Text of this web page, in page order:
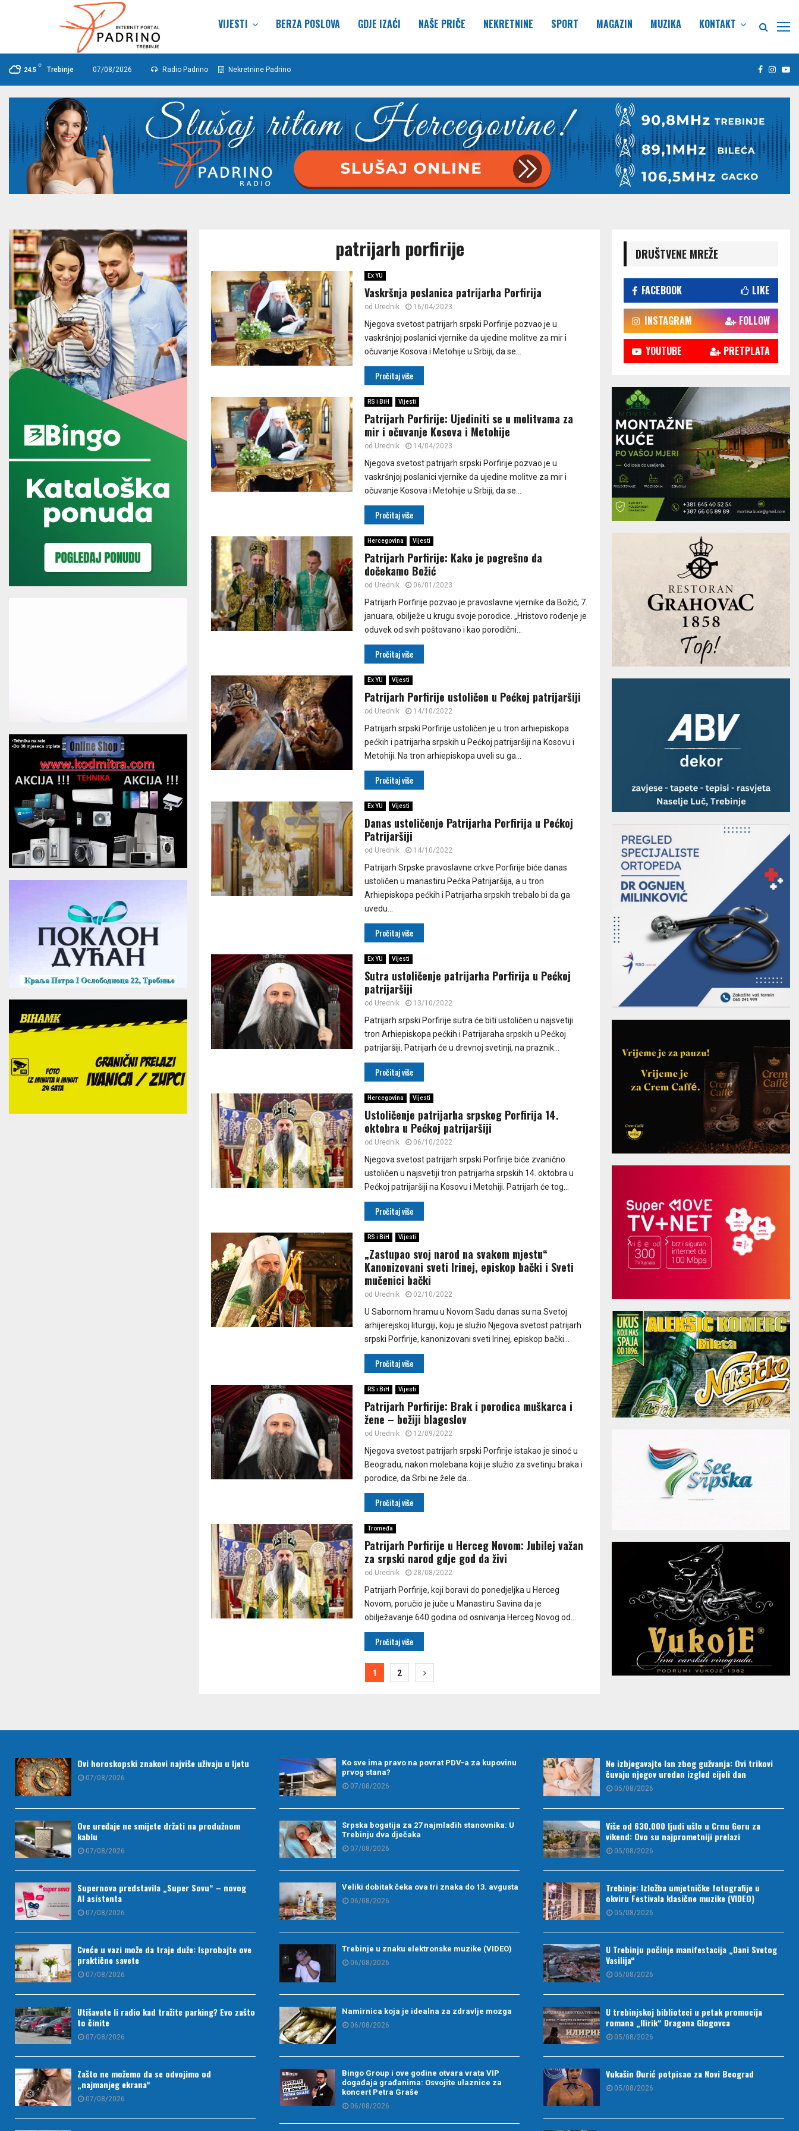
VIJESTI BERZA POSLOVA GDJE IZAĆI NAŠE PRIČE NEKRETNINE SPORT MAGAZIN MUZIKA KONTAKT
24.5
C
Trebinje 07/08/2026 Radio Padrino Nekretnine Padrino Facebook
patrijarh porfirije
Ex YU
Vaskršnja poslanica patrijarha Porfirija
od Urednik 16/04/2023
Njegova svetost patrijarh srpski Porfirije pozvao je u
vaskršnjoj poslanici vjernike da ujedine molitve za mir i
očuvanje Kosova i Metohije u Srbiji, da se...
Pročitaj više
RS i BiH Vijesti
Patrijarh Porfirije: Ujediniti se u molitvama za
mir i očuvanje Kosova i Metohije
od Urednik 14/04/2023
Njegova svetost patrijarh srpski Porfirije pozvao je u
vaskršnjoj poslanici vjernike da ujedine molitve za mir i
očuvanje Kosova i Metohije u Srbiji, da se...
Pročitaj više
Hercegovina Vijesti
Patrijarh Porfirije: Kako je pogrešno da
dočekamo Božić
od Urednik 06/01/2023
Patrijarh Porfirije pozvao je pravoslavne vjernike da Božić, 7.
januara, obilježe u krugu svoje porodice. „Hristovo rođenje je
oduvek od svih poštovano i kao porodični...
Pročitaj više
Ex YU Vijesti
Patrijarh Porfirije ustoličen u Pećkoj patrijaršiji
od Urednik 14/10/2022
Patrijarh srpski Porfirije ustoličen je u tron arhiepiskopa
pećkih i patrijarha srpskih u Pećkoj patrijaršiji na Kosovu i
Metohiji. Na tron arhiepiskopa uveli su ga...
Pročitaj više
Ex YU Vijesti
Danas ustoličenje Patrijarha Porfirija u Pećkoj
Patrijaršiji
od Urednik 14/10/2022
Patrijarh Srpske pravoslavne crkve Porfirije biće danas
ustoličen u manastiru Pećka Patrijaršija, a u tron
Arhiepiskopa pećkih i Patrijarha srpskih trebalo bi da ga
uvedu...
Pročitaj više
Ex YU Vijesti
Sutra ustoličenje patrijarha Porfirija u Pećkoj
patrijaršiji
od Urednik 13/10/2022
Patrijarh srpski Porfirije sutra će biti ustoličen u najsvetiji
tron Arhiepiskopa pećkih i Patrijaraha srpskih u Pećkoj
patrijaršiji. Patrijarh će u drevnoj svetinji, na praznik...
Pročitaj više
Hercegovina Vijesti
Ustoličenje patrijarha srpskog Porfirija 14.
oktobra u Pećkoj patrijaršiji
od Urednik 06/10/2022
Njegova svetost patrijarh srpski Porfirije biće zvanično
ustoličen u najsvetiji tron patrijarha srpskih 14. oktobra u
Pećkoj patrijaršiji na Kosovu i Metohiji. Patrijarh će tog...
Pročitaj više
RS i BiH Vijesti
„Zastupao svoj narod na svakom mjestu“
Kanonizovani sveti Irinej, episkop bački i Sveti
mučenici bački
od Urednik 02/10/2022
U Sabornom hramu u Novom Sadu danas su na Svetoj
arhijerejskoj liturgiji, koju je služio Njegova svetost patrijarh
srpski Porfirije, kanonizovani sveti Irinej, episkop bački...
Pročitaj više
RS i BiH Vijesti
Patrijarh Porfirije: Brak i porodica muškarca i
žene – božiji blagoslov
od Urednik 12/09/2022
Njegova svetost patrijarh srpski Porfirije istakao je sinoć u
Beogradu, nakon molebana koji je služio za svetinju braka i
porodice, da Srbi ne žele da...
Pročitaj više
Tromeđa
Patrijarh Porfirije u Herceg Novom: Jubilej važan
za srpski narod gdje god da živi
od Urednik 28/08/2022
Patrijarh Porfirije, koji boravi do ponedjeljka u Herceg
Novom, poručio je juče u Manastiru Savina da je
obilježavanje 640 godina od osnivanja Herceg Novog od...
Pročitaj više
1 2
DRUŠTVENE MREŽE
FACEBOOK LIKE
INSTAGRAM FOLLOW
YOUTUBE PRETPLATA
Ovi horoskopski znakovi najviše uživaju u ljetu
07/08/2026
Ove uređaje ne smijete držati na produžnom
kablu
07/08/2026
Supernova predstavila „Super Sovu“ – novog
AI asistenta
07/08/2026
Cveće u vazi može da traje duže: Isprobajte ove
praktične savete
07/08/2026
Utišavate li radio kad tražite parking? Evo zašto
to činite
07/08/2026
Zašto ne možemo da se odvojimo od
„najmanjeg ekrana“
07/08/2026
Ko sve ima pravo na povrat PDV-a za kupovinu
prvog stana?
07/08/2026
Srpska bogatija za 27 najmlađih stanovnika: U
Trebinju dva dječaka
07/08/2026
Veliki dobitak čeka ova tri znaka do 13. avgusta
06/08/2026
Trebinje u znaku elektronske muzike (VIDEO)
06/08/2026
Namirnica koja je idealna za zdravlje mozga
06/08/2026
Bingo Group i ove godine otvara vrata VIP
događaja građanima: Osvojite ulaznice za
koncert Petra Graše
06/08/2026
Ne izbjegavajte lan zbog gužvanja: Ovi trikovi
čuvaju njegov uredan izgled cijeli dan
05/08/2026
Više od 630.000 ljudi ušlo u Crnu Goru za
vikend: Ovo su najprometniji prelazi
05/08/2026
Trebinje: Izložba umjetničke fotografije u
okviru Festivala klasične muzike (VIDEO)
05/08/2026
U Trebinju počinje manifestacija „Dani Svetog
Vasilija“
05/08/2026
U trebinjskoj biblioteci u petak promocija
romana „Ilirik“ Dragana Glogovca
05/08/2026
Vukašin Đurić potpisao za Novi Beograd
05/08/2026